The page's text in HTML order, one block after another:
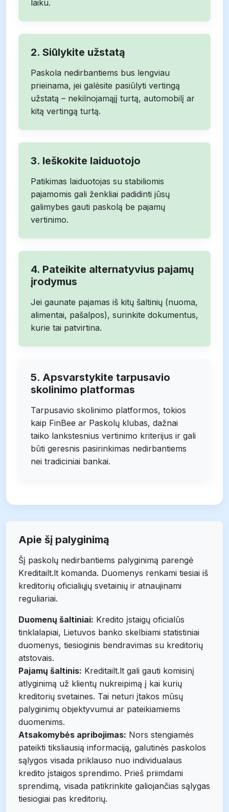
laiku.
2. Siūlykite užstatą
Paskola nedirbantiems bus lengviau
prieinama, jei galėsite pasiūlyti vertingą
užstatą – nekilnojamąjį turtą, automobilį ar
kitą vertingą turtą.
3. Ieškokite laiduotojo
Patikimas laiduotojas su stabiliomis
pajamomis gali ženkliai padidinti jūsų
galimybes gauti paskolą be pajamų
vertinimo.
4. Pateikite alternatyvius pajamų
įrodymus
Jei gaunate pajamas iš kitų šaltinių (nuoma,
alimentai, pašalpos), surinkite dokumentus,
kurie tai patvirtina.
5. Apsvarstykite tarpusavio
skolinimo platformas
Tarpusavio skolinimo platformos, tokios
kaip FinBee ar Paskolų klubas, dažnai
taiko lankstesnius vertinimo kriterijus ir gali
būti geresnis pasirinkimas nedirbantiems
nei tradiciniai bankai.
Apie šį palyginimą
Šį paskolų nedirbantiems palyginimą parengė
Kreditailt.lt komanda. Duomenys renkami tiesiai iš
kreditorių oficialiųjų svetainių ir atnaujinami
reguliariai.
Duomenų šaltiniai: Kredito įstaigų oficialūs
tinklalapiai, Lietuvos banko skelbiami statistiniai
duomenys, tiesioginis bendravimas su kreditorių
atstovais.
Pajamų šaltinis: Kreditailt.lt gali gauti komisinį
atlyginimą už klientų nukreipimą į kai kurių
kreditorių svetaines. Tai neturi įtakos mūsų
palyginimų objektyvumui ar pateikiamiems
duomenims.
Atsakomybės apribojimas: Nors stengiamės
pateikti tiksliausią informaciją, galutinės paskolos
sąlygos visada priklauso nuo individualaus
kredito įstaigos sprendimo. Prieš priimdami
sprendimą, visada patikrinkite galiojančias sąlygas
tiesiogiai pas kreditorių.